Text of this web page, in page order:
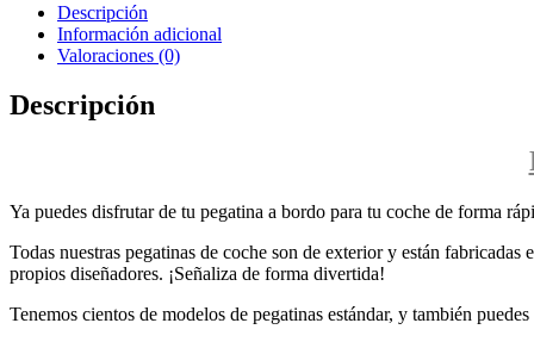
Descripción
Información adicional
Valoraciones (0)
Descripción
Ya puedes disfrutar de tu pegatina a bordo para tu coche de forma
Todas nuestras pegatinas de coche son de exterior y están
propios diseñadores. ¡Señaliza de forma divertida!
Tenemos cientos de modelos de pegatinas estándar, y también